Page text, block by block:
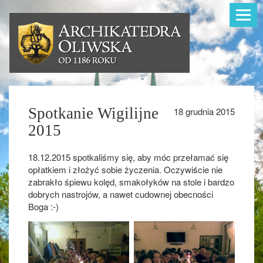
Toggle
18 grudnia 2015
Spotkanie Wigilijne
2015
18.12.2015 spotkaliśmy się, aby móc przełamać się
opłatkiem i złożyć sobie życzenia. Oczywiście nie
zabrakło śpiewu kolęd, smakołyków na stole i bardzo
dobrych nastrojów, a nawet cudownej obecności
Boga :-)